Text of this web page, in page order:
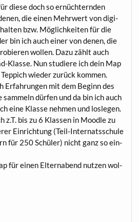
die­se doch so ernüch­tern­den
die einen Mehr­wert von digi­
bzw. Mög­lich­kei­ten für die
bin ich auch einer von denen, die
wol­len. Dazu zählt auch
Klas­se. Nun stu­die­re ich dein Map
wie­der zurück kom­men.
Erfah­run­gen mit dem Beginn des
sam­meln dür­fen und da bin ich auch
eine Klas­se neh­men und los­le­gen.
bis zu 6 Klas­sen in Mood­le zu
Ein­rich­tung (Teil-Inter­nats­schu­le
für 250 Schü­ler) nicht ganz so ein­
für einen Eltern­abend nut­zen wol­